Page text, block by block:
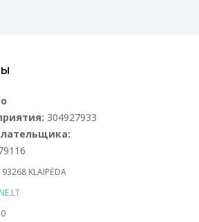
304927933
93268 KLAIPĖDA